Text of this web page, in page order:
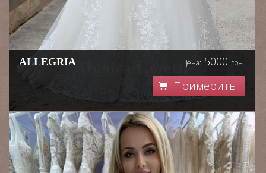
ALLEGRIA Цена: 5000 грн.
Примерить